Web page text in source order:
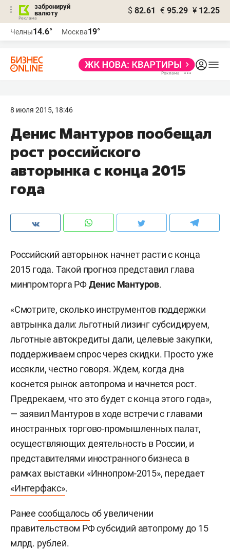
забронируй
валюту
$ 82.61 € 95.29 ¥ 12.25
Челны14.6° Москва19°
8 июля 2015, 18:46
Денис Мантуров пообещал
рост российского
авторынка с конца 2015
года
Российский авторынок начнет расти с конца
2015 года. Такой прогноз представил глава
минпромторга РФДенис Мантуров.
«Смотрите, сколько инструментов поддержки
автрынка дали: льготный лизинг субсидируем,
льготные автокредиты дали, целевые закупки,
поддерживаем спрос через скидки. Просто уже
иссякли, честно говоря. Ждем, когда дна
коснется рынок автопрома и начнется рост.
Предрекаем, что это будет с конца этого года»,
— заявил Мантуров в ходе встречи с главами
иностранных торгово-промышленных палат,
осуществляющих деятельность в России, и
представителями иностранного бизнеса в
рамках выставки «Иннопром-2015», передает
«Интерфакс».
Ранее сообщалось об увеличении
правительством РФ субсидий автопрому до 15
млрд. рублей.